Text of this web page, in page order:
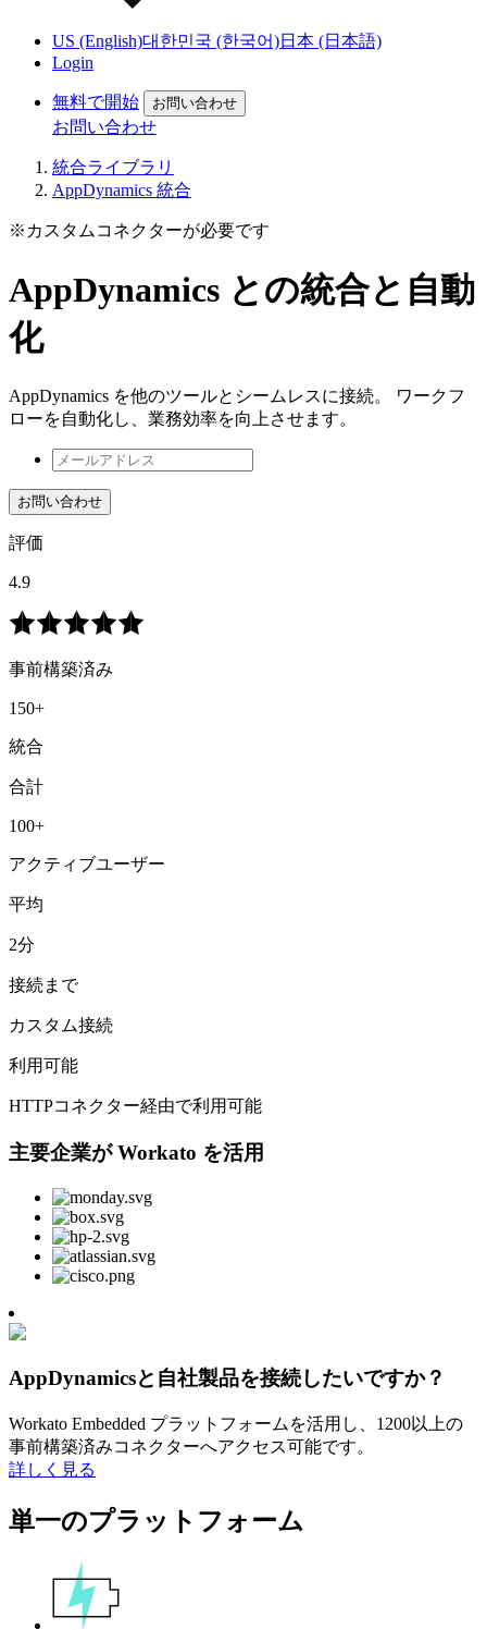
US (English)대한민국 (한국어)日本 (日本語)
Login
無料で開始 お問い合わせ
お問い合わせ
統合ライブラリ
AppDynamics 統合
※カスタムコネクターが必要です
AppDynamics との統合と自動
化
AppDynamics を他のツールとシームレスに接続。 ワークフ
ローを自動化し、業務効率を向上させます。
お問い合わせ
評価
4.9
事前構築済み
150+
統合
合計
100+
アクティブユーザー
平均
2分
接続まで
カスタム接続
利用可能
HTTPコネクター経由で利用可能
主要企業が Workato を活用
AppDynamicsと自社製品を接続したいですか？
Workato Embedded プラットフォームを活用し、1200以上の
事前構築済みコネクターへアクセス可能です。
詳しく見る
単一のプラットフォーム